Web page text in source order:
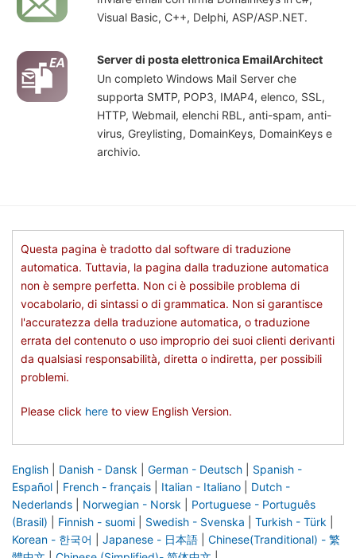
Visual Basic, C++, Delphi, ASP/ASP.NET.
Server di posta elettronica EmailArchitect
Un completo Windows Mail Server che
supporta SMTP, POP3, IMAP4, elenco, SSL,
HTTP, Webmail, elenchi RBL, anti-spam, anti-
virus, Greylisting, DomainKeys, DomainKeys e
archivio.
Questa pagina è tradotto dal software di traduzione
automatica. Tuttavia, la pagina dalla traduzione automatica
non è sempre perfetta. Non ci è possibile problema di
vocabolario, di sintassi o di grammatica. Non si garantisce
l'accuratezza della traduzione automatica, o traduzione
errata del contenuto o uso improprio dei suoi clienti derivanti
da qualsiasi responsabilità, diretta o indiretta, per possibili
problemi.
Please click here to view English Version.
English Danish - Dansk German - Deutsch
Spanish -
Español
French - français Italian - Italiano
Dutch -
Nederlands
Norwegian - Norsk
Portuguese - Português
(Brasil)
Finnish - suomi Swedish - Svenska Turkish - Türk
Korean - 한국어
Japanese - 日本語
Chinese(Tranditional) - 繁